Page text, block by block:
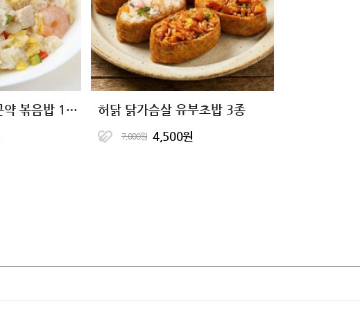
[허닭] 닭가슴살 곤약 볶음밥 10종 골라담기 허닭 닭가슴살 유부초밥 3종
7,000원 4,500원